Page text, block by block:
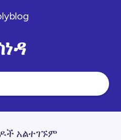
አልተገኙም